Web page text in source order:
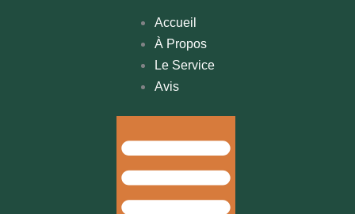
Accueil
À Propos
Le Service
Avis